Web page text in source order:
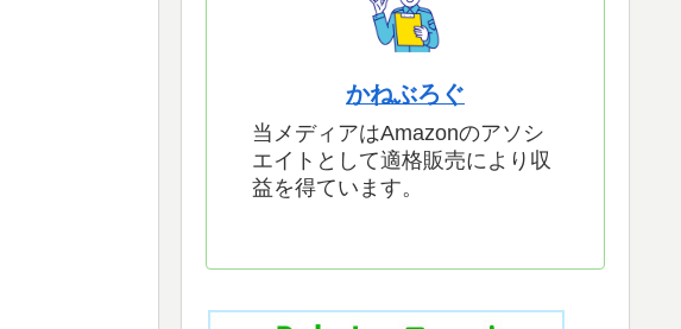
かねぶろぐ
当メディアはAmazonのアソシ
エイトとして適格販売により収
益を得ています。